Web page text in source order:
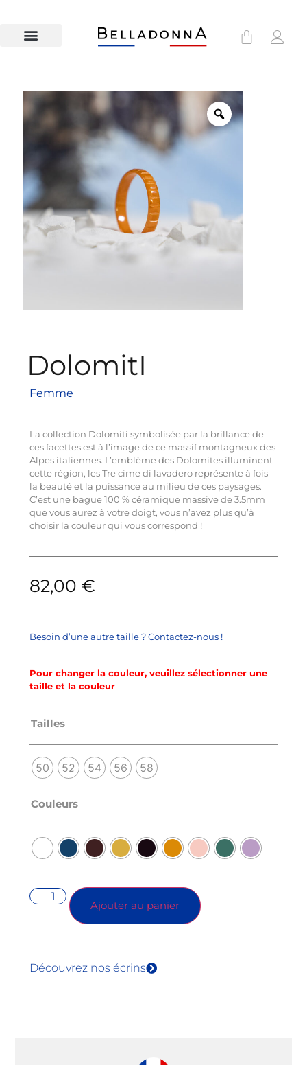
DolomitI
Femme
La collection Dolomiti symbolisée par la brillance de
ces facettes est à l’image de ce massif montagneux des
Alpes italiennes. L’emblème des Dolomites illuminent
cette région, les Tre cime di lavadero représente à fois
la beauté et la puissance au milieu de ces paysages.
C’est une bague 100 % céramique massive de 3.5mm
que vous aurez à votre doigt, vous n’avez plus qu’à
choisir la couleur qui vous correspond !
82,00 €
Besoin d’une autre taille ? Contactez-nous !
Pour changer la couleur, veuillez sélectionner une
taille et la couleur
Tailles
50 52 54 56 58
Couleurs
Ajouter au panier
Découvrez nos écrins